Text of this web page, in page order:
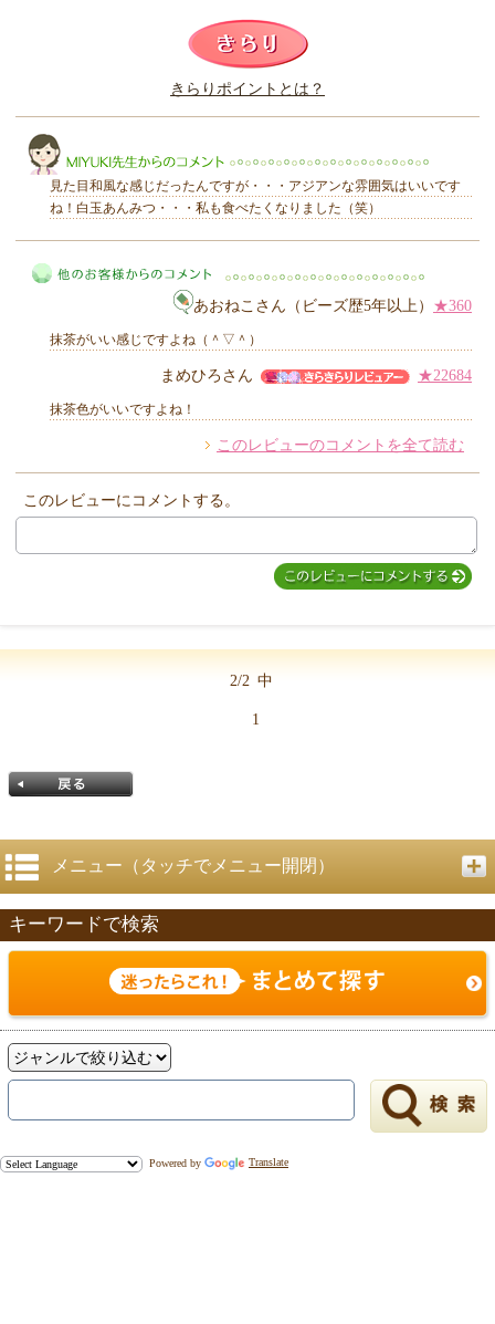
このレビューは参考になりましたか？
きらりポイントとは？
MIYUKI先生からのコメント
見た目和風な感じだったんですが・・・アジアンな雰囲気はいいです
ね！白玉あんみつ・・・私も食べたくなりました（笑）
他のお客様からのコメント
あおねこさん（ビーズ歴5年以上） ★360
抹茶がいい感じですよね（＾▽＾）
まめひろさん ★22684
抹茶色がいいですよね！
このレビューのコメントを全て読む
このレビューにコメントする。
2/2 中
1
戻る
メニュー（タッチでメニュー開閉）
キーワードで検索
Powered by Translate